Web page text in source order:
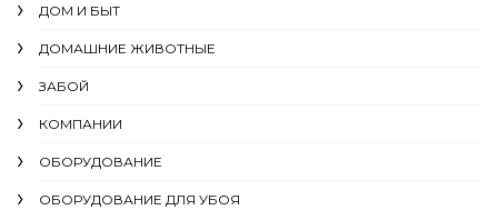
ДОМ И БЫТ
ДОМАШНИЕ ЖИВОТНЫЕ
ЗАБОЙ
КОМПАНИИ
ОБОРУДОВАНИЕ
ОБОРУДОВАНИЕ ДЛЯ УБОЯ